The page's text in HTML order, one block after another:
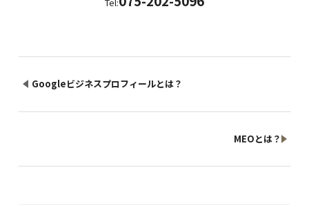
Googleビジネスプロフィールとは？
MEOとは？